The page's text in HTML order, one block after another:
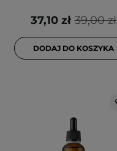
39,00 zł
37,10 zł
DODAJ DO KOSZYKA